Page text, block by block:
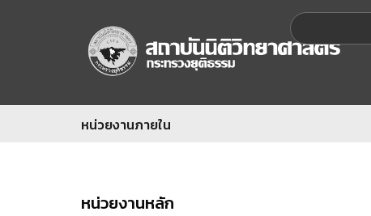
หน่วยงานภายใน
หน่วยงานหลัก